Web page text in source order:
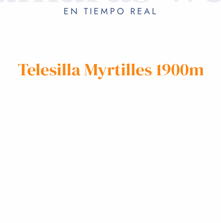
EN TIEMPO REAL
Telesilla Myrtilles 1900m